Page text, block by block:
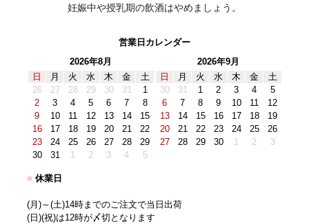
妊娠中や授乳期の飲酒はやめましょう。
営業日カレンダー
2026年8月
日
月 火 水 木 金
土
26
27 28 29 30 31
1
2
3 4 5 6 7
8
9
10 11 12 13 14
15
16
17 18 19 20 21
22
23
24 25 26 27 28
29
30
31 1 2 3 4 5
2026年9月
日
月 火 水 木 金
土
30
31 1 2 3 4
5
6
7 8 9 10 11
12
13
14 15 16 17 18
19
20
21 22 23 24 25
26
27
28 29 30 1 2 3
■ 休業日
(月)～(土)14時までのご注文で当日出荷
(日)(祝)は12時が〆切となります